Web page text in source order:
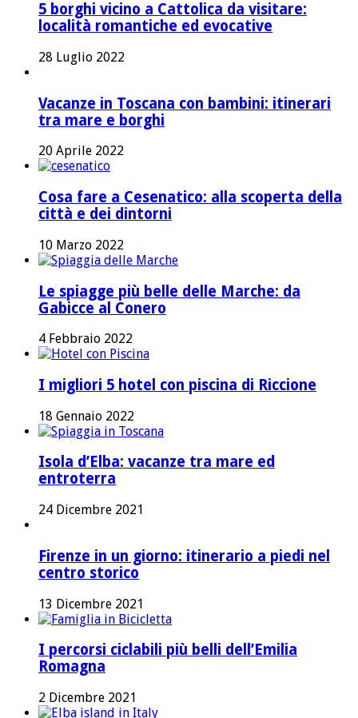
5 borghi vicino a Cattolica da visitare:
località romantiche ed evocative
28 Luglio 2022
Vacanze in Toscana con bambini: itinerari
tra mare e borghi
20 Aprile 2022
Cosa fare a Cesenatico: alla scoperta della
città e dei dintorni
10 Marzo 2022
Le spiagge più belle delle Marche: da
Gabicce al Conero
4 Febbraio 2022
I migliori 5 hotel con piscina di Riccione
18 Gennaio 2022
Isola d’Elba: vacanze tra mare ed
entroterra
24 Dicembre 2021
Firenze in un giorno: itinerario a piedi nel
centro storico
13 Dicembre 2021
I percorsi ciclabili più belli dell’Emilia
Romagna
2 Dicembre 2021